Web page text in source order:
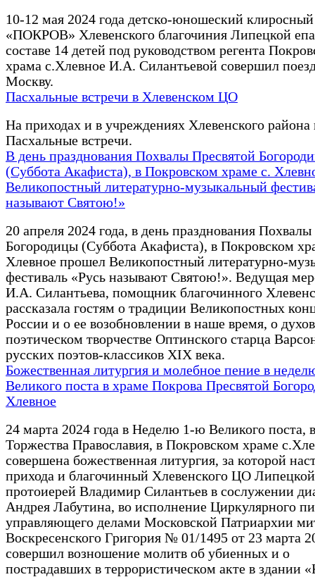
10-12 мая 2024 года детско-юношеский
«ПОКРОВ» Хлевенского благочиния Липецкой
составе 14 детей под руководством регента
храма с.Хлевное И.А. Силантьевой совершил
Москву.
Пасхальные встречи в Хлевенском ЦО
На приходах и в учреждениях Хлевенского района
Пасхальные встречи.
В день празднования Похвалы Пресвятой
(Суббота Акафиста), в Покровском храме с.
Великопостный литературно-музыкальный
называют Святою!»
20 апреля 2024 года, в день празднования
Богородицы (Суббота Акафиста), в Покровском
Хлевное прошел Великопостный литературно-
фестиваль «Русь называют Святою!». Ведущая
И.А. Силантьева, помощник благочинного
рассказала гостям о традиции Великопостных
России и о ее возобновлении в наше время, о
поэтическом творчестве Оптинского старца
русских поэтов-классиков XIX века.
Божественная литургия и молебное пение в
Великого поста в храме Покрова Пресвятой
Хлевное
24 марта 2024 года в Неделю 1-ю Великого поста,
Торжества Православия, в Покровском храме
совершена божественная литургия, за которой
прихода и благочинный Хлевенского ЦО
протоиерей Владимир Силантьев в сослужении
Андрея Лабутина, во исполнение Циркулярного
управляющего делами Московской Патриархии
Воскресенского Григория № 01/1495 от 23 марта
совершил возношение молитв об убиенных и о
пострадавших в террористическом акте в здании